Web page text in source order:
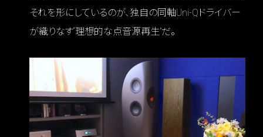
それを形にしているのが、独自の同軸Uni-Qドライバー
が織りなす“理想的な点音源再生”だ。